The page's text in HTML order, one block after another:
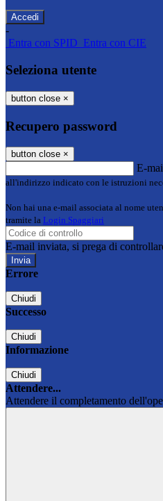
-
Entra con SPID Entra con CIE
Seleziona utente
button close ×
Recupero password
button close ×
E-
all'indirizzo indicato con le istruzioni
Non hai una e-mail associata al nome
tramite la Login Spaggiari
E-mail inviata, si prega di
Errore
Chiudi
Successo
Chiudi
Informazione
Chiudi
Attendere...
Attendere il completamento